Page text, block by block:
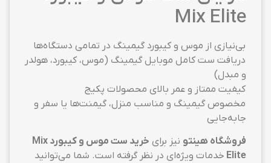
Mix Elite
بی‌نیازی از موس و کیبورد گیمینگ در تمامی دستگاه‌ها
دریافت ست کامل موبایل گیمینگ (موس، کیبورد، هولدر
و مبدل)
کیفیت ممتاز و عمر بالای محصولات پکیج
مخصوص گیمینگ و مناسب منزل، گیمنت‌ها یا سفر و
جابه‌جایی
فروشگاه هینتو نیز برای
خرید ست موس و کیبورد Mix
Elite خدمات ویژه‌ای در نظر گرفته است. شما می‌توانید